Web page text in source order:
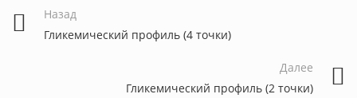
Назад
Гликемический профиль (4 точки)
Далее
Гликемический профиль (2 точки)